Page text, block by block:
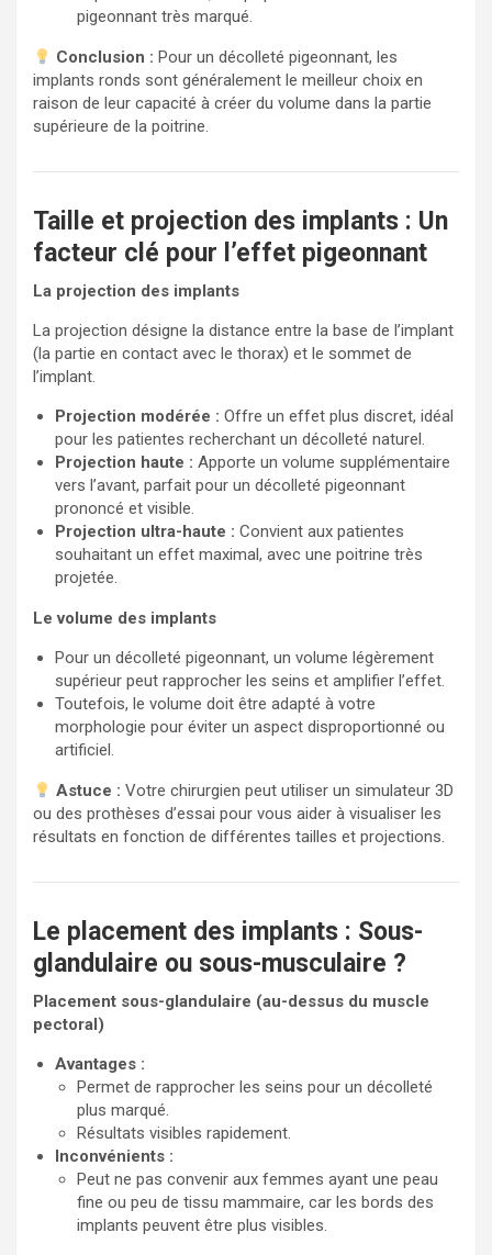
pigeonnant très marqué.
Conclusion : Pour un décolleté pigeonnant, les
implants ronds sont généralement le meilleur choix en
raison de leur capacité à créer du volume dans la partie
supérieure de la poitrine.
Taille et projection des implants : Un
facteur clé pour l’effet pigeonnant
La projection des implants
La projection désigne la distance entre la base de l’implant
(la partie en contact avec le thorax) et le sommet de
l’implant.
Projection modérée : Offre un effet plus discret, idéal
pour les patientes recherchant un décolleté naturel.
Projection haute : Apporte un volume supplémentaire
vers l’avant, parfait pour un décolleté pigeonnant
prononcé et visible.
Projection ultra-haute : Convient aux patientes
souhaitant un effet maximal, avec une poitrine très
projetée.
Le volume des implants
Pour un décolleté pigeonnant, un volume légèrement
supérieur peut rapprocher les seins et amplifier l’effet.
Toutefois, le volume doit être adapté à votre
morphologie pour éviter un aspect disproportionné ou
artificiel.
Astuce : Votre chirurgien peut utiliser un simulateur 3D
ou des prothèses d’essai pour vous aider à visualiser les
résultats en fonction de différentes tailles et projections.
Le placement des implants : Sous-
glandulaire ou sous-musculaire ?
Placement sous-glandulaire (au-dessus du muscle
pectoral)
Avantages :
Permet de rapprocher les seins pour un décolleté
plus marqué.
Résultats visibles rapidement.
Inconvénients :
Peut ne pas convenir aux femmes ayant une peau
fine ou peu de tissu mammaire, car les bords des
implants peuvent être plus visibles.